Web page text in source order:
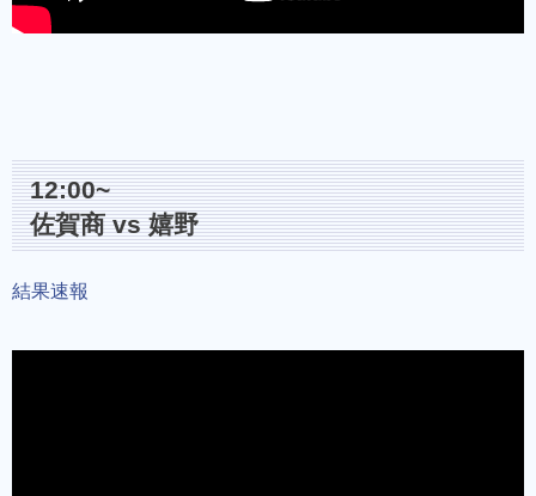
12:00~
佐賀商 vs 嬉野
結果速報